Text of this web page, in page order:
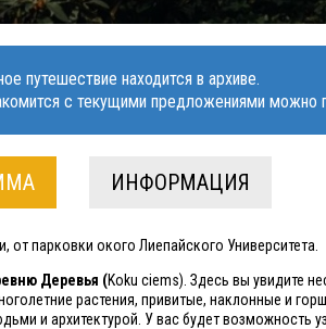
путешествие находится в архиве.
с текущими предложениями можно
ИНФОРМАЦИЯ
от парковки окого Лиепайского Университета.
Деревья (Koku ciems). Здесь вы увидите
растения, привитые, наклонные и
и архитектурой. У вас будет возможность